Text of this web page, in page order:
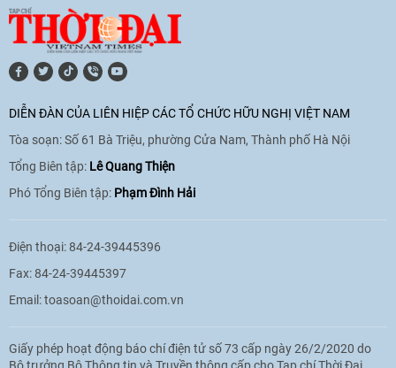
[Video] Lào dành ưu tiên hàng đầu cho
quan hệ với Việt Nam
11:01 |09/06/2026
[Video] Doanh nghiệp Hoa Kỳ hỗ trợ
Việt Nam xác định danh tính người mất
DIỄN ĐÀN CỦA LIÊN HIỆP CÁC TỔ CHỨC HỮU NGHỊ VIỆT NAM
Tòa soạn: Số 61 Bà Triệu, phường Cửa Nam, Thành phố Hà Nội
Tổng Biên tập: Lê Quang Thiện
Phó Tổng Biên tập: Phạm Đình Hải
Điện thoại: 84-24-39445396
Fax: 84-24-39445397
Email:toasoan@thoidai.com.vn
Giấy phép hoạt động báo chí điện tử số 73 cấp ngày 26/2/2020 do
Bộ trưởng Bộ Thông tin và Truyền thông cấp cho Tạp chí Thời Đại